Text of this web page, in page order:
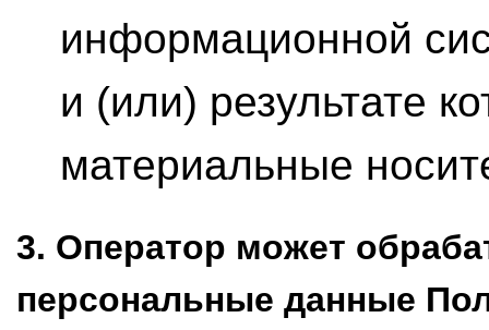
информационной
и (или) результате
материальные
3. Оператор может
персональные данные